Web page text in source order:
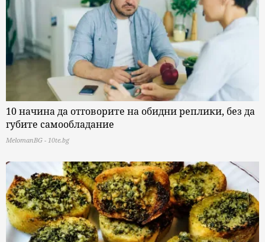
10 начина да отговорите на обидни реплики, без да
губите самообладание
MelomanBG - 10te.bg